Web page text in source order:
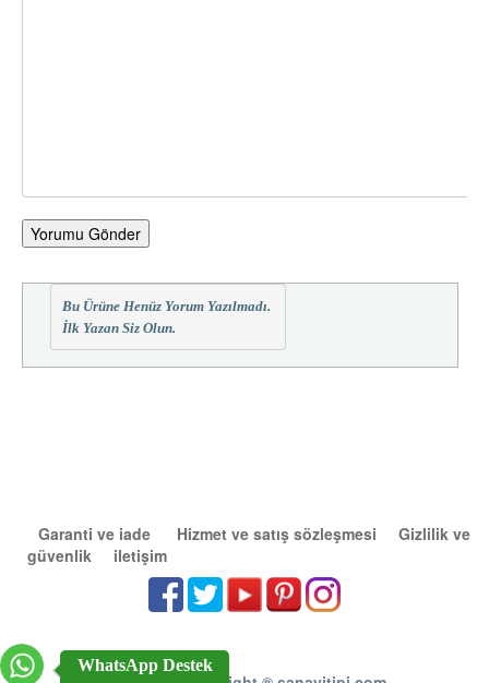
Yorumu Gönder
Bu Ürüne Henüz Yorum Yazılmadı.
İlk Yazan Siz Olun.
Garanti ve iade Hizmet ve satış sözleşmesi
Gizlilik ve
güvenlik
iletişim
WhatsApp Destek